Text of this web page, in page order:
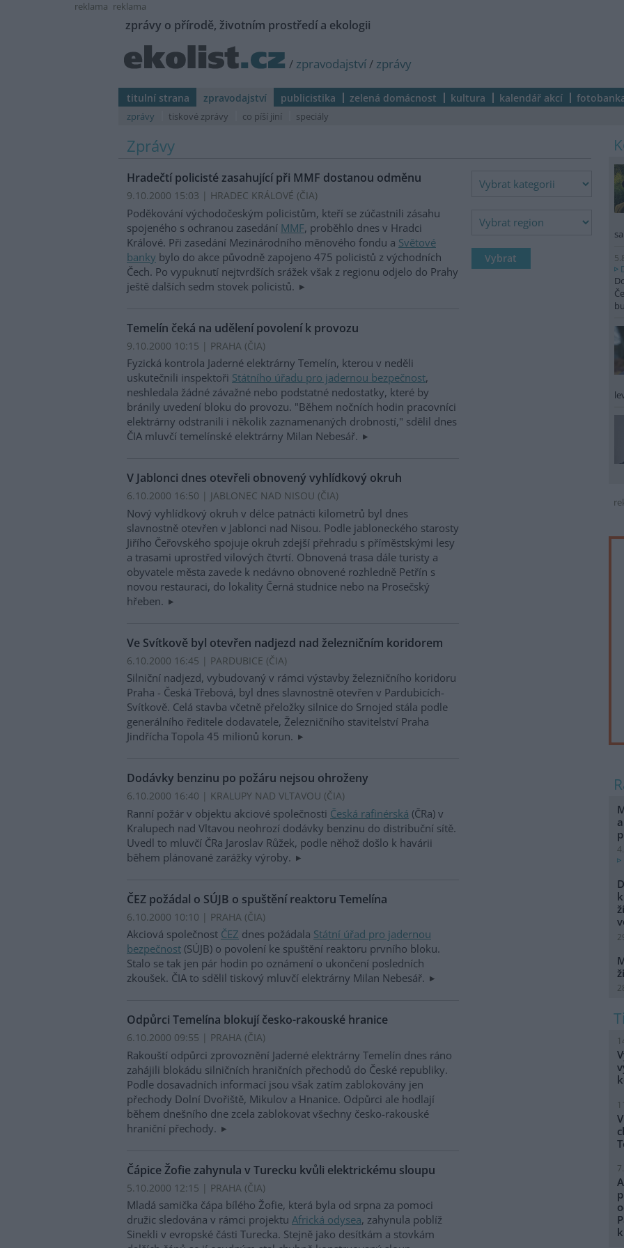
reklama reklama
zprávy o přírodě, životním prostředí a ekologii
/ zpravodajství/ zprávy
titulní strana zpravodajství publicistika zelená domácnost kultura kalendář akcí
zprávy tiskové zprávy co píší jiní speciály
Zprávy
Hradečtí policisté zasahující při MMF dostanou odměnu
9.10.2000 15:03 | HRADEC KRÁLOVÉ (ČIA)
Poděkování východočeským policistům, kteří se zúčastnili zásahu
spojeného s ochranou zasedání MMF, proběhlo dnes v Hradci
Králové. Při zasedání Mezinárodního měnového fondu a Světové
banky bylo do akce původně zapojeno 475 policistů z východních
Čech. Po vypuknutí nejtvrdších srážek však z regionu odjelo do Prahy
ještě dalších sedm stovek policistů.
Temelín čeká na udělení povolení k provozu
9.10.2000 10:15 | PRAHA (ČIA)
Fyzická kontrola Jaderné elektrárny Temelín, kterou v neděli
uskutečnili inspektoři Státního úřadu pro jadernou bezpečnost,
neshledala žádné závažné nebo podstatné nedostatky, které by
bránily uvedení bloku do provozu. "Během nočních hodin pracovníci
elektrárny odstranili i několik zaznamenaných drobností," sdělil dnes
ČIA mluvčí temelínské elektrárny Milan Nebesář.
V Jablonci dnes otevřeli obnovený vyhlídkový okruh
6.10.2000 16:50 | JABLONEC NAD NISOU (ČIA)
Nový vyhlídkový okruh v délce patnácti kilometrů byl dnes
slavnostně otevřen v Jablonci nad Nisou. Podle jabloneckého starosty
Jiřího Čeřovského spojuje okruh zdejší přehradu s příměstskými lesy
a trasami uprostřed vilových čtvrtí. Obnovená trasa dále turisty a
obyvatele města zavede k nedávno obnovené rozhledně Petřín s
novou restauraci, do lokality Černá studnice nebo na Prosečský
hřeben.
Ve Svítkově byl otevřen nadjezd nad železničním koridorem
6.10.2000 16:45 | PARDUBICE (ČIA)
Silniční nadjezd, vybudovaný v rámci výstavby železničního koridoru
Praha - Česká Třebová, byl dnes slavnostně otevřen v Pardubicích-
Svítkově. Celá stavba včetně přeložky silnice do Srnojed stála podle
generálního ředitele dodavatele, Železničního stavitelství Praha
Jindřícha Topola 45 milionů korun.
Dodávky benzinu po požáru nejsou ohroženy
6.10.2000 16:40 | KRALUPY NAD VLTAVOU (ČIA)
Ranní požár v objektu akciové společnosti Česká rafinérská (ČRa) v
Kralupech nad Vltavou neohrozí dodávky benzinu do distribuční sítě.
Uvedl to mluvčí ČRa Jaroslav Růžek, podle něhož došlo k havárii
během plánované zarážky výroby.
ČEZ požádal o SÚJB o spuštění reaktoru Temelína
6.10.2000 10:10 | PRAHA (ČIA)
Akciová společnost ČEZ dnes požádala Státní úřad pro jadernou
bezpečnost (SÚJB) o povolení ke spuštění reaktoru prvního bloku.
Stalo se tak jen pár hodin po oznámení o ukončení posledních
zkoušek. ČIA to sdělil tiskový mluvčí elektrárny Milan Nebesář.
Odpůrci Temelína blokují česko-rakouské hranice
6.10.2000 09:55 | PRAHA (ČIA)
Rakouští odpůrci zprovoznění Jaderné elektrárny Temelín dnes ráno
zahájili blokádu silničních hraničních přechodů do České republiky.
Podle dosavadních informací jsou však zatím zablokovány jen
přechody Dolní Dvořiště, Mikulov a Hnanice. Odpůrci ale hodlají
během dnešního dne zcela zablokovat všechny česko-rakouské
hraniční přechody.
Čápice Žofie zahynula v Turecku kvůli elektrickému sloupu
5.10.2000 12:15 | PRAHA (ČIA)
Mladá samička čápa bílého Žofie, která byla od srpna za pomoci
družic sledována v rámci projektu Africká odysea, zahynula poblíž
Sinekli v evropské části Turecka. Stejně jako desítkám a stovkám